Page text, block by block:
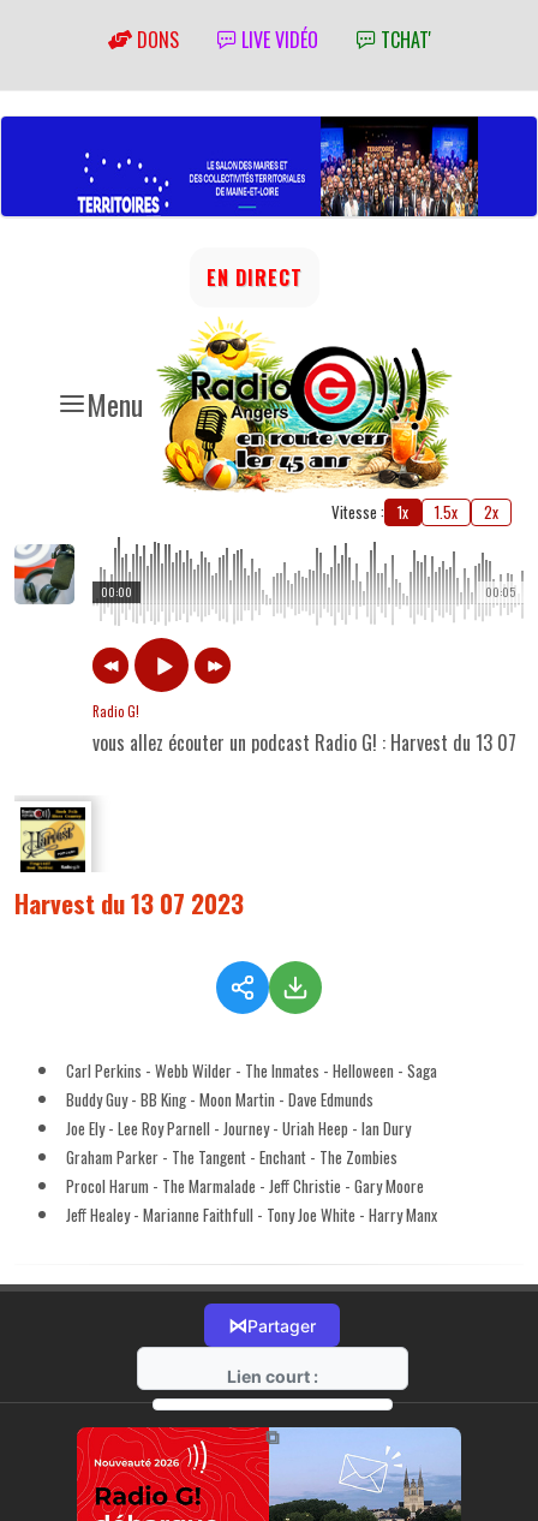
DONS LIVE VIDÉO TCHAT'
Menu
EN DIRECT
Vitesse : 1x 1.5x 2x
00:05
00:00
Radio G!
vous allez écouter un podcast Radio G! : Harvest du 13 07
Harvest du 13 07 2023
Carl Perkins - Webb Wilder - The Inmates - Helloween - Saga
Buddy Guy - BB King - Moon Martin - Dave Edmunds
Joe Ely - Lee Roy Parnell - Journey - Uriah Heep - Ian Dury
Graham Parker - The Tangent - Enchant - The Zombies
Procol Harum - The Marmalade - Jeff Christie - Gary Moore
Jeff Healey - Marianne Faithfull - Tony Joe White - Harry Manx
⋈Partager
Lien court :
https://radio-g.fr?12034
⧉